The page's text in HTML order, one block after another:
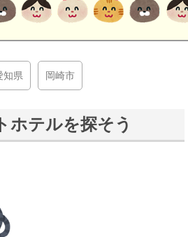
知県 岡崎市
ホテルを探そう